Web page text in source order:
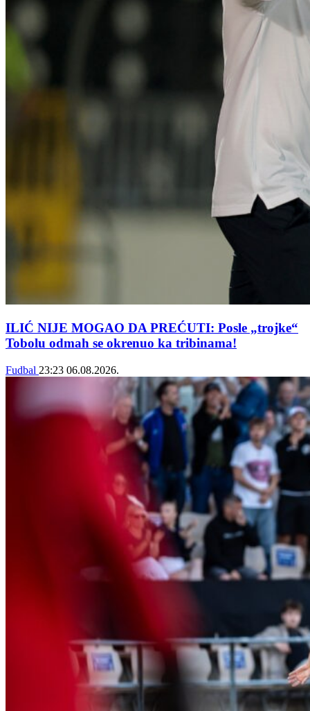
ILIĆ NIJE MOGAO DA PREĆUTI: Posle „trojke“
Tobolu odmah se okrenuo ka tribinama!
Fudbal 23:23 06.08.2026.